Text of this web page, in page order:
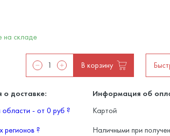
на складе
В корзину
доставке:
- от 0 руб?
регионов?
Информация об
Картой
Наличными при